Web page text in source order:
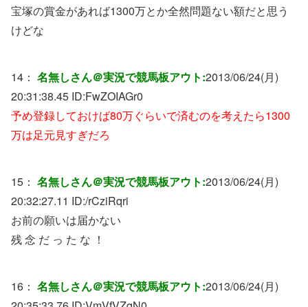
宝塚の賞金があれば1300万とか全然問題ない額だと思う
けどな
14： 名無しさん＠実況で競馬板アウト:2013/06/24(月)
20:31:38.45 ID:FwZOIAGr0
予め登録しておけば80万ぐらいで済むのを考えたら1300
万は足元見すぎだろ
15： 名無しさん＠実況で競馬板アウト:2013/06/24(月)
20:32:27.11 ID:/rCziRqri
お前の願いは届かない
残 念 だ っ た な ！
16： 名無しさん＠実況で競馬板アウト:2013/06/24(月)